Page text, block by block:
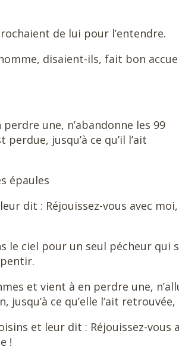
de lui pour l’entendre.
disaient-ils, fait bon
une, n’abandonne les 99
jusqu’à ce qu’il l’ait
épaules
dit : Réjouissez-vous avec
le ciel pour un seul pécheur qui
et vient à en perdre une,
ce qu’elle l’ait retrouvée,
et leur dit : Réjouissez-vous
!